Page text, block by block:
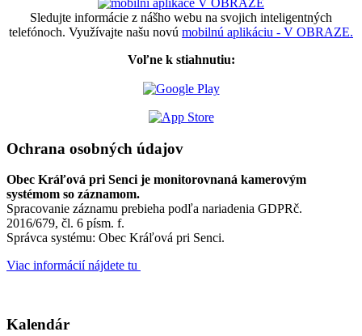
Sledujte informácie z nášho webu na svojich inteligentných
telefónoch. Využívajte našu novú mobilnú aplikáciu - V OBRAZE.
Voľne k stiahnutiu:
Ochrana osobných údajov
Obec Kráľová pri Senci je monitorovnaná kamerovým
systémom so záznamom.
Spracovanie záznamu prebieha podľa nariadenia GDPRč.
2016/679, čl. 6 písm. f.
Správca systému: Obec Kráľová pri Senci.
Viac informácií nájdete tu
Kalendár